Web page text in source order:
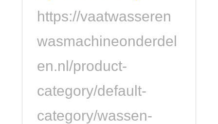
https://vaatwasseren
wasmachineonderdel
en.nl/product-
category/default-
category/wassen-